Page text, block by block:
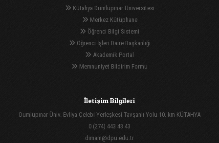
Kütahya Dumlupınar Üniversitesi
Merkez Kütüphane
Öğrenci Bilgi Sistemi
Öğrenci İşleri Daire Başkanlığı
Akademik Portal
Memnuniyet Bildirim Formu
İletişim Bilgileri
Dumlupınar Üniv. Evliya Çelebi Yerleşkesi Tavşanlı Yolu 10. km KÜTAHYA
0 (274) 443 43 43
dimam@dpu.edu.tr